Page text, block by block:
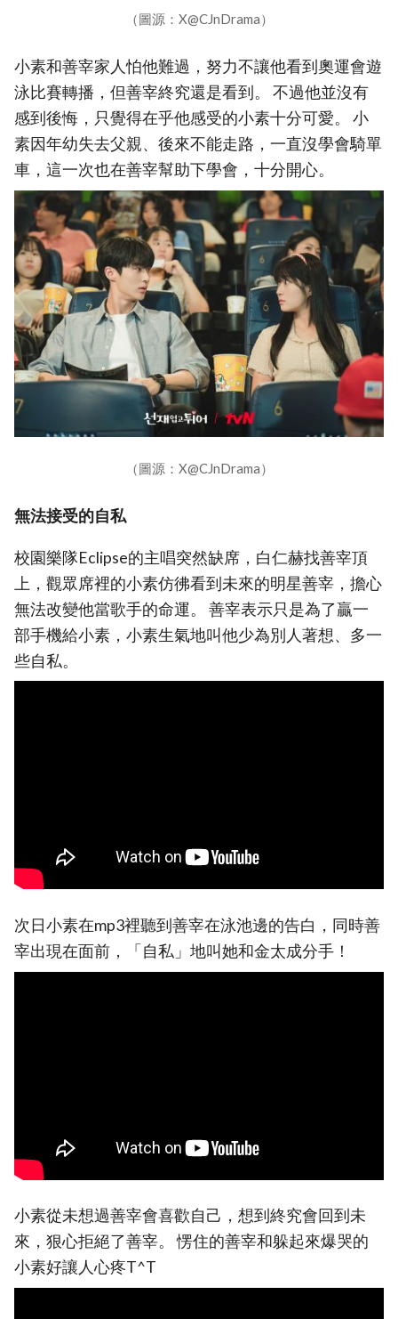
（圖源：X@CJnDrama）
小素和善宰家人怕他難過，努力不讓他看到奧運會遊
泳比賽轉播，但善宰終究還是看到。 不過他並沒有
感到後悔，只覺得在乎他感受的小素十分可愛。 小
素因年幼失去父親、後來不能走路，一直沒學會騎單
車，這一次也在善宰幫助下學會，十分開心。
（圖源：X@CJnDrama）
無法接受的自私
校園樂隊Eclipse的主唱突然缺席，白仁赫找善宰頂
上，觀眾席裡的小素仿彿看到未來的明星善宰，擔心
無法改變他當歌手的命運。 善宰表示只是為了贏一
部手機給小素，小素生氣地叫他少為別人著想、多一
些自私。
次日小素在mp3裡聽到善宰在泳池邊的告白，同時善
宰出現在面前，「自私」地叫她和金太成分手！
小素從未想過善宰會喜歡自己，想到終究會回到未
來，狠心拒絕了善宰。 愣住的善宰和躲起來爆哭的
小素好讓人心疼T^T